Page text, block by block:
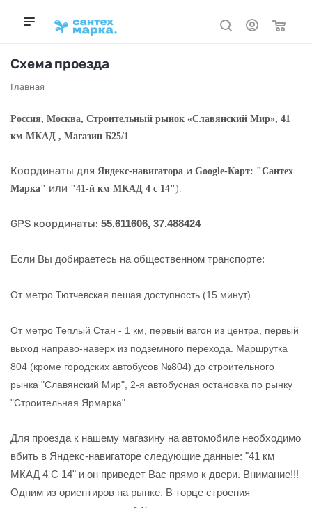
Схема проезда
Главная
Россия, Москва, Строительный рынок «Славянский Мир», 41
км МКАД , Магазин Б25/1
Координаты для Яндекс-навигатора и Google-Карт: "Сантех
Марка" или "41-й км МКАД 4 с 14").
GPS координаты: 55.611606, 37.488424
Если Вы добираетесь на общественном транспорте:
От метро Тютчевская пешая доступность (15 минут).
От метро Теплый Стан - 1 км, первый вагон из центра, первый
выход направо-наверх из подземного перехода. Маршрутка
804 (кроме городских автобусов №804) до строительного
рынка "Славянский Мир", 2-я автобусная остановка по рынку
"Строительная Ярмарка".
Для проезда к нашему магазину на автомобиле необходимо
вбить в Яндекс-навигаторе следующие данные: "41 км
МКАД 4 С 14" и он приведет Вас прямо к двери. Внимание!!!
Одним из ориентиров на рынке. В торце строения